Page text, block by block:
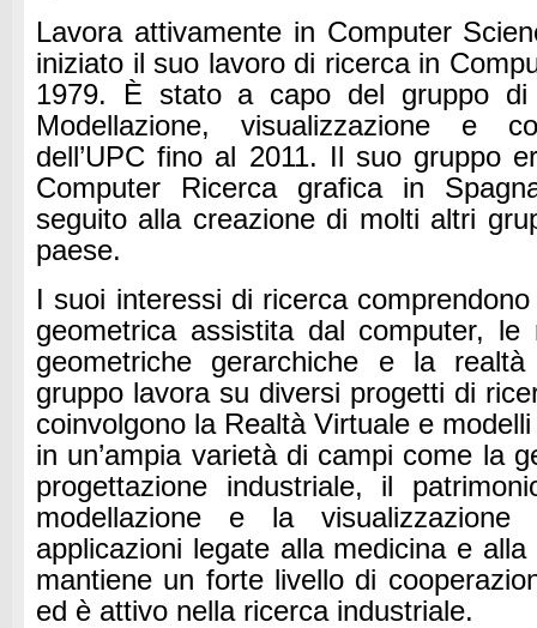
Lavora attivamente in Computer
iniziato il suo lavoro di ricerca in
1979. È stato a capo del gruppo
Modellazione, visualizzazione e
dell’UPC fino al 2011. Il suo gruppo
Computer Ricerca grafica in
seguito alla creazione di molti altri
paese.
I suoi interessi di ricerca
geometrica assistita dal computer, le
geometriche gerarchiche e la realtà
gruppo lavora su diversi progetti di
coinvolgono la Realtà Virtuale e
in un’ampia varietà di campi come la
progettazione industriale, il
modellazione e la
applicazioni legate alla medicina e alla
mantiene un forte livello di
ed è attivo nella ricerca industriale.